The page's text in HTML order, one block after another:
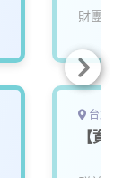
財團法
台北
【資